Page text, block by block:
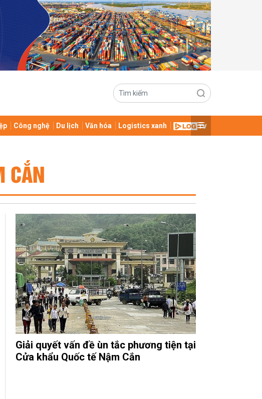
Công nghệ Du lịch Văn hóa Logistics xanh
CẮN
Giải quyết vấn đề ùn tắc phương tiện tại
Cửa khẩu Quốc tế Nậm Cắn